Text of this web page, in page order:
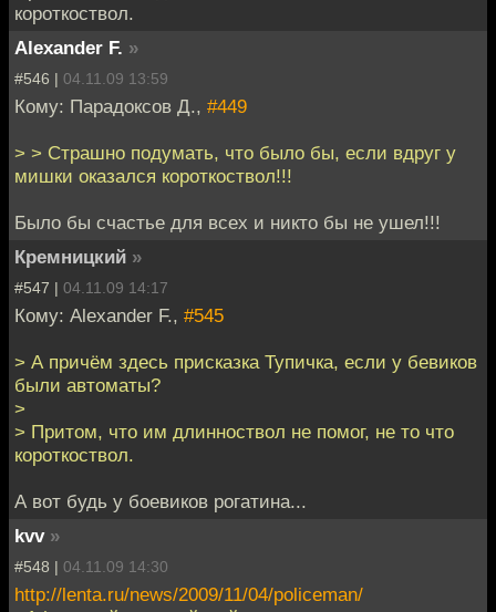
короткоствол.
Alexander F. »
#546 | 04.11.09 13:59
Кому: Парадоксов Д., #449
> > Страшно подумать, что было бы, если вдруг у
мишки оказался короткоствол!!!
Было бы счастье для всех и никто бы не ушел!!!
Кремницкий »
#547 | 04.11.09 14:17
Кому: Alexander F., #545
> А причём здесь присказка Тупичка, если у бевиков
были автоматы?
>
> Притом, что им длинноствол не помог, не то что
короткоствол.
А вот будь у боевиков рогатина...
kvv »
#548 | 04.11.09 14:30
http://lenta.ru/news/2009/11/04/policeman/